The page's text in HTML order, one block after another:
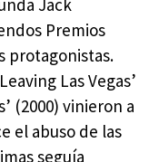
Jack
Premios
protagonistas.
Las Vegas’
(2000) vinieron a
el abuso de las
seguía